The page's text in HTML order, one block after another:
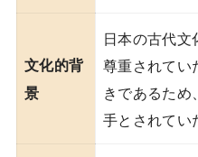
文化的背
景
日本の古代文
尊重されてい
きであるた
手とされてい